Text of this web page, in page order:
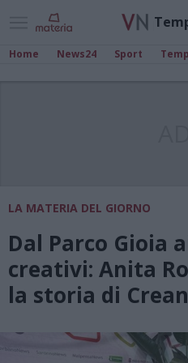
Home News24 Sport
LA MATERIA DEL GIORNO
Dal Parco Gioia
creativi: Anita
la storia di